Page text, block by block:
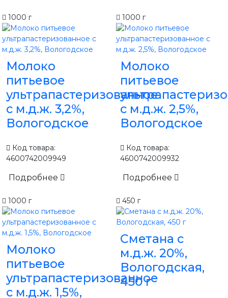
1000 г
Молоко
питьевое
ультрапастеризованное
с м.д.ж. 3,2%,
Вологодское
Код товара:
4600742009949
Подробнее
1000 г
Молоко
питьевое
с м.д.ж. 2,5%,
Вологодское
Код товара:
4600742009932
Подробнее
1000 г
Молоко
питьевое
ультрапастеризованное
с м.д.ж. 1,5%,
450 г
Сметана с
м.д.ж. 20%,
Вологодская,
450 г